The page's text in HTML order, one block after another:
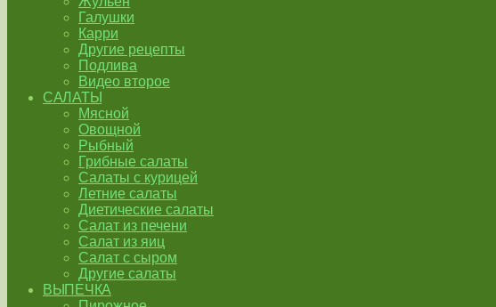
Галушки
Карри
Другие рецепты
Подлива
Видео второе
САЛАТЫ
Мясной
Овощной
Рыбный
Грибные салаты
Салаты с курицей
Летние салаты
Диетические салаты
Салат из печени
Салат из яиц
Салат с сыром
Другие салаты
ВЫПЕЧКА